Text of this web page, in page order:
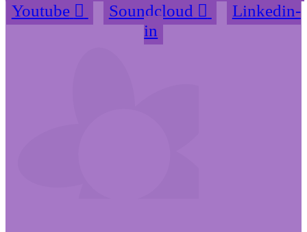
Youtube
Soundcloud
Linkedin-
in